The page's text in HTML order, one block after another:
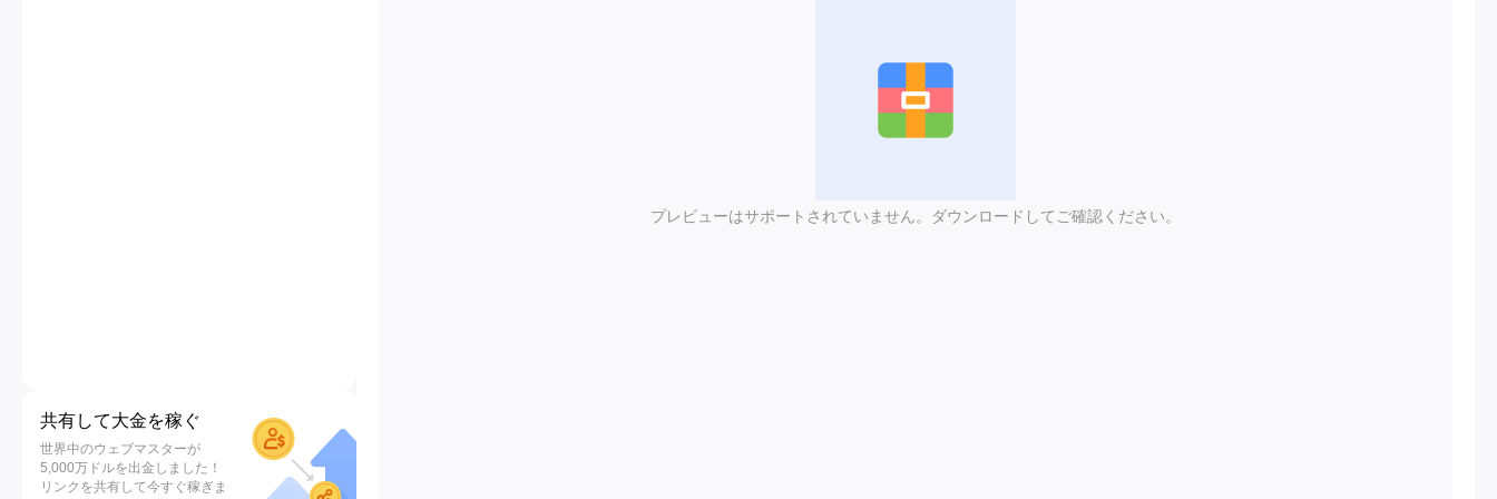
共有して大金を稼ぐ
世界中のウェブマスターが
5,000万ドルを出金しました！
リンクを共有して今すぐ稼ぎま
プレビューはサポートされていません。ダウンロードしてご確認ください。